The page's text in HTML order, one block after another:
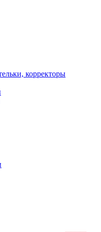
корректоры